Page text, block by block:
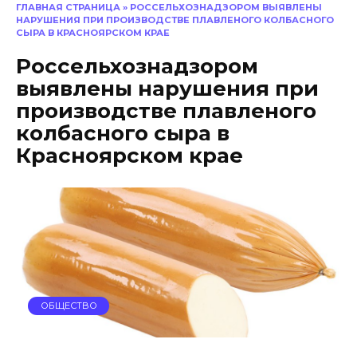
ГЛАВНАЯ СТРАНИЦА » РОССЕЛЬХОЗНАДЗОРОМ ВЫЯВЛЕНЫ
НАРУШЕНИЯ ПРИ ПРОИЗВОДСТВЕ ПЛАВЛЕНОГО КОЛБАСНОГО
СЫРА В КРАСНОЯРСКОМ КРАЕ
Россельхознадзором
выявлены нарушения при
производстве плавленого
колбасного сыра в
Красноярском крае
ОБЩЕСТВО